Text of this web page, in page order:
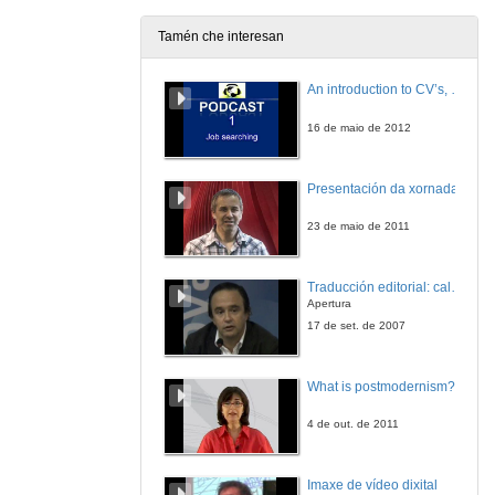
Tamén che interesan
An introduction to CV’s, letters, and job searching
16 de maio de 2012
Presentación da xornada
23 de maio de 2011
Traducción editorial: calidade e xestión de proxectos
Apertura
17 de set. de 2007
What is postmodernism?
4 de out. de 2011
Imaxe de vídeo dixital